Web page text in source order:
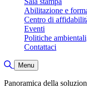
Abilitazione e
Centro di
Eventi
Politiche
Contattaci
Attiva/disattiva ricerca
Menu
Panoramica della